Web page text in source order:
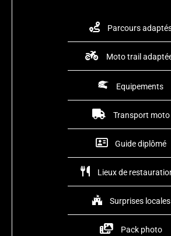
Parcours
Moto trail
Equipements
Transport moto
Guide diplômé
Lieux de
Surprises locales
Pack photo